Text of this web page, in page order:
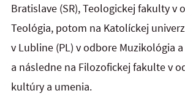
Bratislave (SR), Teologickej fakulty v
Teológia, potom na Katolíckej
v Lubline (PL) v odbore Muzikológia
a následne na Filozofickej fakulte v
kultúry a umenia.